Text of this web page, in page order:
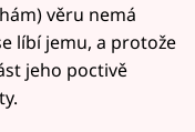
věru nemá
líbí jemu, a protože
jeho poctivě